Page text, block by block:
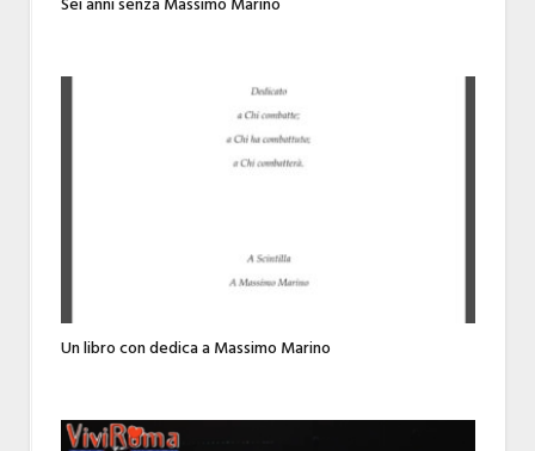
Un libro con dedica a Massimo Marino